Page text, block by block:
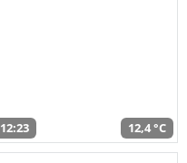
12:23 12,4 °C